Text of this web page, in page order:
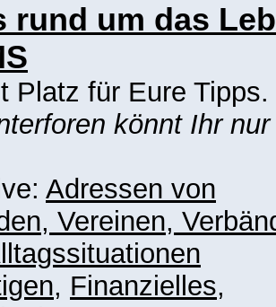
rund um das
Platz für Eure Tipps.
könnt Ihr nur
Adressen von
Vereinen,
, Finanzielles,